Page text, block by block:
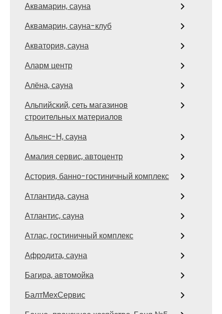
Аквамарин, сауна
Аквамарин, сауна-клуб
Акватория, сауна
Аларм центр
Алёна, сауна
Альпийский, сеть магазинов
строительных материалов
Альянс-Н, сауна
Амалия сервис, автоцентр
Астория, банно-гостиничный комплекс
Атлантида, сауна
Атлантис, сауна
Атлас, гостиничный комплекс
Афродита, сауна
Багира, автомойка
БалтМехСервис